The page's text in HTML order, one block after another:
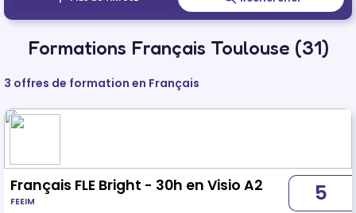
Formations Français Toulouse (31)
3 offres de formation en Français
Français FLE Bright - 30h en Visio A2
FEEIM 5